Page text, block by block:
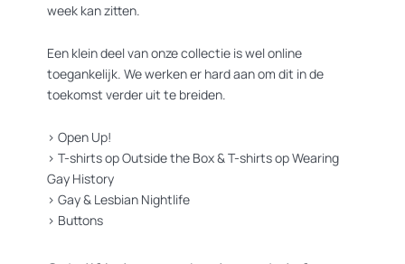
week kan zitten.
Een klein deel van onze collectie is wel online
toegankelijk. We werken er hard aan om dit in de
toekomst verder uit te breiden.
> Open Up!
> T-shirts op Outside the Box&T-shirts op Wearing
Gay History
> Gay & Lesbian Nightlife
> Buttons